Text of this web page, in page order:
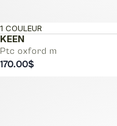
KEEN
Ptc oxford m
1 COULEUR
170.00$